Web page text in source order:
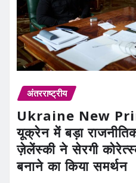
अंतरराष्ट्रीय
Ukraine New
यूक्रेन में बड़ा
ज़ेलेंस्की ने सेरगी
बनाने का किया समर्थन